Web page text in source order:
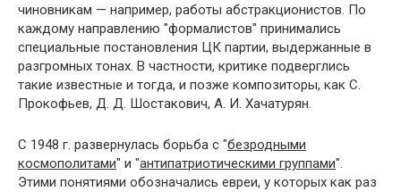
чиновникам — например, работы абстракционистов. По
каждому направлению "формалистов" принимались
специальные постановления ЦК партии, выдержанные в
разгромных тонах. В частности, критике подверглись
такие известные и тогда, и позже композиторы, как С.
Прокофьев, Д. Д. Шостакович, А. И. Хачатурян.
С 1948 г. развернулась борьба с "безродными
космополитами" и "антипатриотическими группами".
Этими понятиями обозначались евреи, у которых как раз